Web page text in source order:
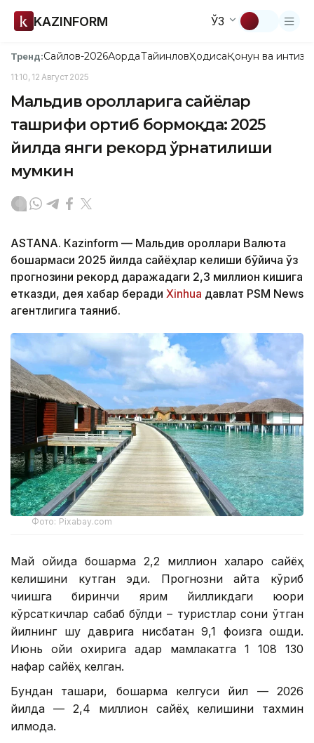
KAZINFORM ЎЗ
Тренд:Сайлов-2026АқордаТайинловҲодисаҚонун ва
11:10, 12 Август 2025
Мальдив оролларига сайёҳлар
ташрифи ортиб бормоқда: 2025
йилда янги рекорд ўрнатилиши
мумкин
ASTANА. Кazinform — Мальдив ороллари Валюта
бошқармаси 2025 йилда сайёҳлар келиши бўйича ўз
прогнозини рекорд даражадаги 2,3 миллион кишига
етказди, дея хабар беради Xinhua давлат PSM News
агентлигига таяниб.
Фото: Pixabay.com
Май ойида бошқарма 2,2 миллион халқаро сайёҳ
келишини кутган эди. Прогнозни қайта кўриб
чиқишга биринчи ярим йилликдаги юқори
кўрсаткичлар сабаб бўлди – туристлар сони ўтган
йилнинг шу даврига нисбатан 9,1 фоизга ошди.
Июнь ойи охирига қадар мамлакатга 1 108 130
нафар сайёҳ келган.
Бундан ташқари, бошқарма келгуси йил — 2026
йилда — 2,4 миллион сайёҳ келишини тахмин
қилмоқда.